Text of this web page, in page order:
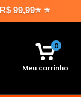
Meu carrinho
0